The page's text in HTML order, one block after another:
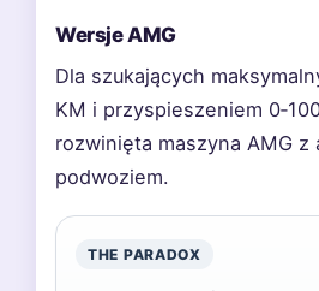
Wersje AMG
Dla szukających
KM i przyspieszeniem
rozwinięta maszyna AMG
podwoziem.
THE PARADOX